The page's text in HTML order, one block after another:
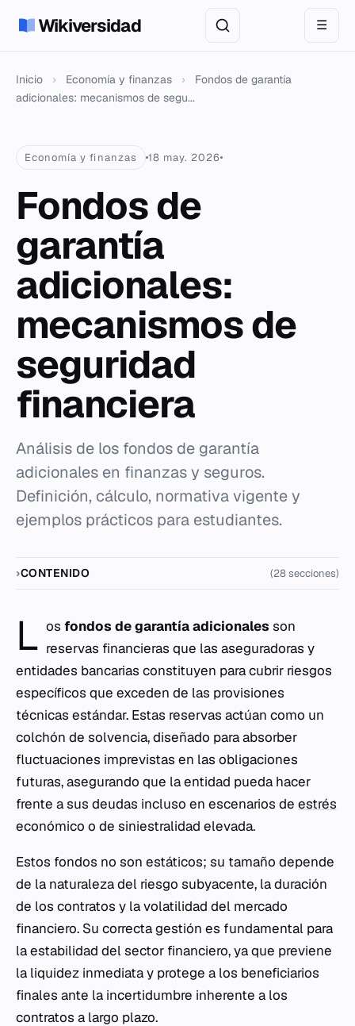
Wikiversidad ☰
Inicio › Economía y finanzas ›
Fondos de garantía
adicionales: mecanismos de segu...
Economía y finanzas 18 may. 2026
Fondos de
garantía
adicionales:
mecanismos de
seguridad
financiera
Análisis de los fondos de garantía
adicionales en finanzas y seguros.
Definición, cálculo, normativa vigente y
ejemplos prácticos para estudiantes.
CONTENIDO (28 secciones)
L os fondos de garantía adicionales son
reservas financieras que las aseguradoras y
entidades bancarias constituyen para cubrir riesgos
específicos que exceden de las provisiones
técnicas estándar. Estas reservas actúan como un
colchón de solvencia, diseñado para absorber
fluctuaciones imprevistas en las obligaciones
futuras, asegurando que la entidad pueda hacer
frente a sus deudas incluso en escenarios de estrés
económico o de siniestralidad elevada.
Estos fondos no son estáticos; su tamaño depende
de la naturaleza del riesgo subyacente, la duración
de los contratos y la volatilidad del mercado
financiero. Su correcta gestión es fundamental para
la estabilidad del sector financiero, ya que previene
la liquidez inmediata y protege a los beneficiarios
finales ante la incertidumbre inherente a los
contratos a largo plazo.